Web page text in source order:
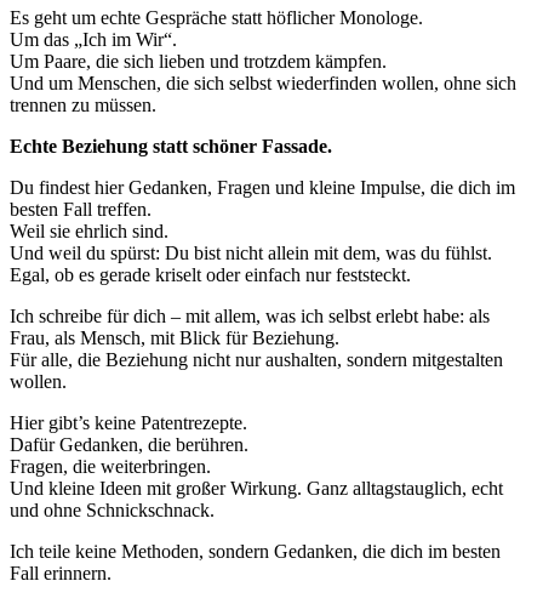
Es geht um echte Gespräche statt höflicher Monologe.
Um das „Ich im Wir“.
Um Paare, die sich lieben und trotzdem kämpfen.
Und um Menschen, die sich selbst wiederfinden wollen, ohne sich
trennen zu müssen.
Echte Beziehung statt schöner Fassade.
Du findest hier Gedanken, Fragen und kleine Impulse, die dich im
besten Fall treffen.
Weil sie ehrlich sind.
Und weil du spürst: Du bist nicht allein mit dem, was du fühlst.
Egal, ob es gerade kriselt oder einfach nur feststeckt.
Ich schreibe für dich – mit allem, was ich selbst erlebt habe: als
Frau, als Mensch, mit Blick für Beziehung.
Für alle, die Beziehung nicht nur aushalten, sondern mitgestalten
wollen.
Hier gibt’s keine Patentrezepte.
Dafür Gedanken, die berühren.
Fragen, die weiterbringen.
Und kleine Ideen mit großer Wirkung. Ganz alltagstauglich, echt
und ohne Schnickschnack.
Ich teile keine Methoden, sondern Gedanken, die dich im besten
Fall erinnern.